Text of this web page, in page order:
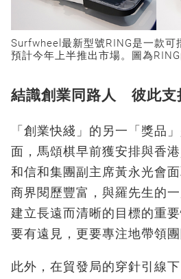
Surfwheel最新型號RING是一款可
預計今年上半推出市場。圖為
結識創業同路人 彼此支
「創業快綫」的另一「獎品
面，馬頌棋早前獲安排與香
和信和集團副主席黃永光會
商界閱歷豐富，與羅先生的
建立長遠而清晰的目標的重
要有遠見，更要專注地帶領團
此外，在貿發局的穿針引線